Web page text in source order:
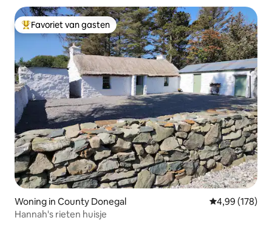
Topfavoriet van gasten
Favoriet van gasten
Woning in County Donegal Gemiddelde
4,99 (178)
Hannah's rieten huisje